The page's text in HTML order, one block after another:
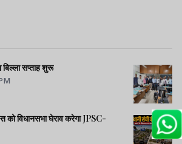
सप्ताह शुरू
विधानसभा घेराव करेगा JPSC-